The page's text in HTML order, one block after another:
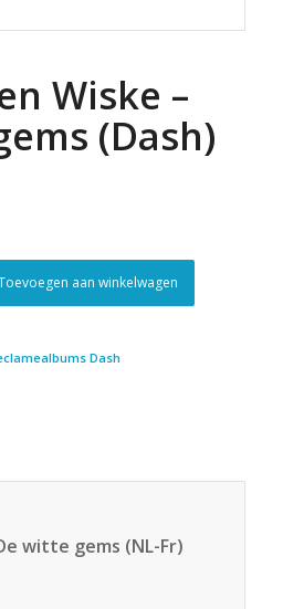
Wiske –
(Dash)
aan winkelwagen
Dash
witte gems (NL-Fr)